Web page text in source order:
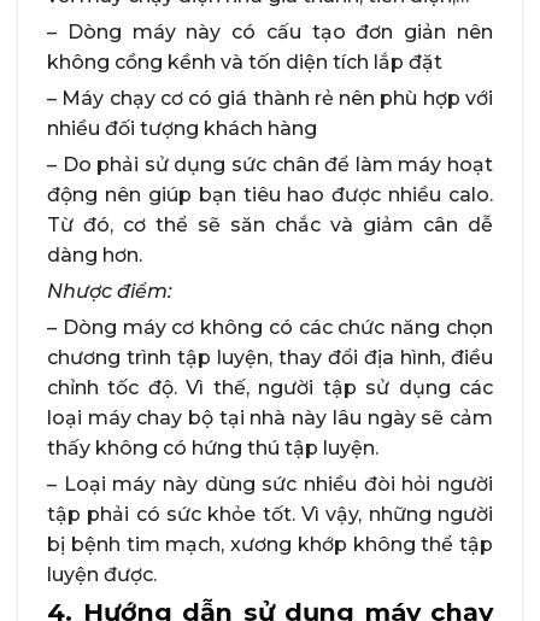
– Dòng máy này có cấu tạo đơn giản nên
không cồng kềnh và tốn diện tích lắp đặt
– Máy chạy cơ có giá thành rẻ nên phù hợp với
nhiều đối tượng khách hàng
– Do phải sử dụng sức chân để làm máy hoạt
động nên giúp bạn tiêu hao được nhiều calo.
Từ đó, cơ thể sẽ săn chắc và giảm cân dễ
dàng hơn.
Nhược điểm:
– Dòng máy cơ không có các chức năng chọn
chương trình tập luyện, thay đổi địa hình, điều
chỉnh tốc độ. Vì thế, người tập sử dụng các
loại máy chay bộ tại nhà này lâu ngày sẽ cảm
thấy không có hứng thú tập luyện.
– Loại máy này dùng sức nhiều đòi hỏi người
tập phải có sức khỏe tốt. Vì vậy, những người
bị bệnh tim mạch, xương khớp không thể tập
luyện được.
4. Hướng dẫn sử dụng máy chạy